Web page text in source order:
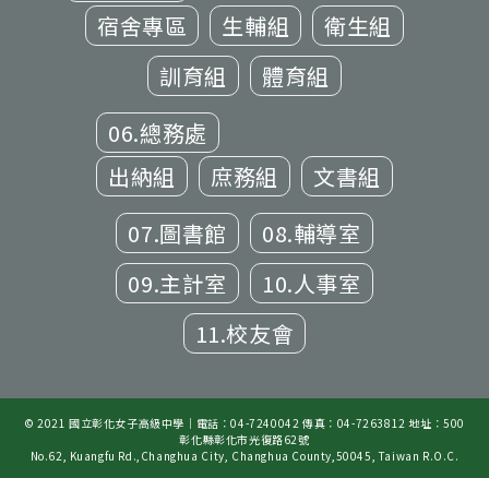
宿舍專區
生輔組
衛生組
訓育組
體育組
06.總務處
出納組
庶務組
文書組
07.圖書館
08.輔導室
09.主計室
10.人事室
11.校友會
© 2021 國立彰化女子高級中學｜電話：04-7240042 傳真：04-7263812 地址：500
彰化縣彰化市光復路62號
No.62, Kuangfu Rd.,Changhua City, Changhua County,50045, Taiwan R.O.C.